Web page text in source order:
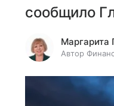
сообщило
Маргарита
Автор